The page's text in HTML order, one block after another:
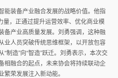
能装备产业融合发展的战略价值。他指
量，正通过提升运营效率、优化商业模
备产业高质量发展。刘勇强调，这种融
业人员突破传统思维框架，以开放包容
制造”向“智造”跃迁。刘勇表示，本次交
相融合的起点，未来协会将持续联动企
荣发展注入新动能。